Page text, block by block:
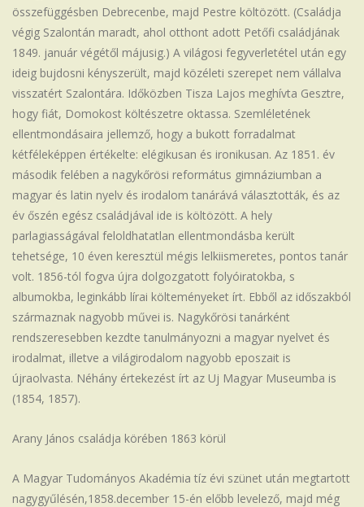
összefüggésben Debrecenbe, majd Pestre költözött. (Családja
végig Szalontán maradt, ahol otthont adott Petőfi családjának
1849. január végétől májusig.) A világosi fegyverletétel után egy
ideig bujdosni kényszerült, majd közéleti szerepet nem vállalva
visszatért Szalontára. Időközben Tisza Lajos meghívta Gesztre,
hogy fiát, Domokost költészetre oktassa. Szemléletének
ellentmondásaira jellemző, hogy a bukott forradalmat
kétféleképpen értékelte: elégikusan és ironikusan. Az 1851. év
második felében a nagykőrösi református gimnáziumban a
magyar és latin nyelv és irodalom tanárává választották, és az
év őszén egész családjával ide is költözött. A hely
parlagiasságával feloldhatatlan ellentmondásba került
tehetsége, 10 éven keresztül mégis lelkiismeretes, pontos tanár
volt. 1856-tól fogva újra dolgozgatott folyóiratokba, s
albumokba, leginkább lírai költeményeket írt. Ebből az időszakból
származnak nagyobb művei is. Nagykőrösi tanárként
rendszeresebben kezdte tanulmányozni a magyar nyelvet és
irodalmat, illetve a világirodalom nagyobb eposzait is
újraolvasta. Néhány értekezést írt az Uj Magyar Museumba is
(1854, 1857).
Arany János családja körében 1863 körül
A Magyar Tudományos Akadémia tíz évi szünet után megtartott
nagygyűlésén,1858.december 15-én előbb levelező, majd még